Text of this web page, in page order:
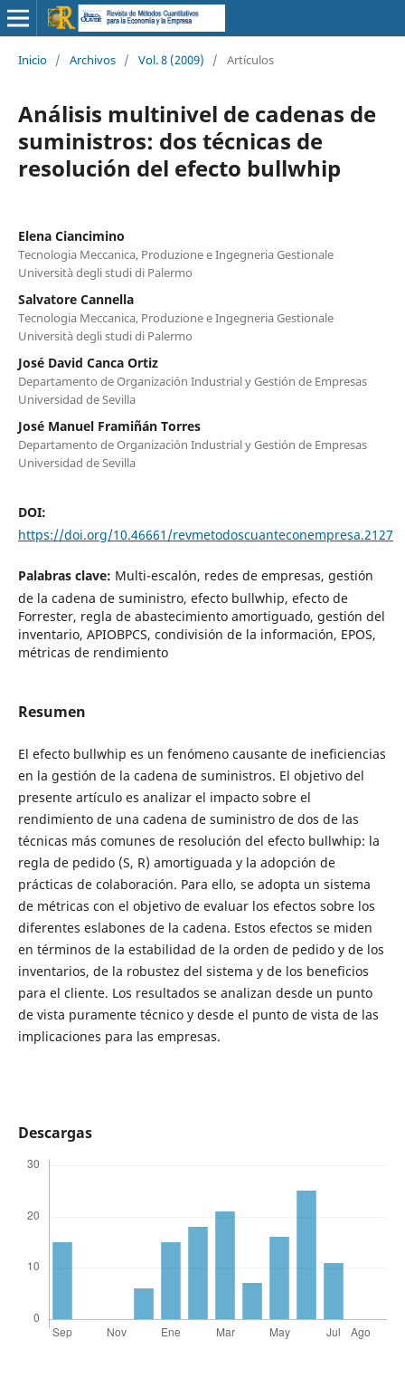
Inicio / Archivos / Vol. 8 (2009) / Artículos
Análisis multinivel de cadenas de
suministros: dos técnicas de
resolución del efecto bullwhip
Elena Ciancimino
Tecnologia Meccanica, Produzione e Ingegneria Gestionale
Università degli studi di Palermo
Salvatore Cannella
Tecnologia Meccanica, Produzione e Ingegneria Gestionale
Università degli studi di Palermo
José David Canca Ortiz
Departamento de Organización Industrial y Gestión de Empresas
Universidad de Sevilla
José Manuel Framiñán Torres
Departamento de Organización Industrial y Gestión de Empresas
Universidad de Sevilla
DOI:
https://doi.org/10.46661/revmetodoscuanteconempresa.2127
Palabras clave: Multi-escalón, redes de empresas, gestión
de la cadena de suministro, efecto bullwhip, efecto de
Forrester, regla de abastecimiento amortiguado, gestión del
inventario, APIOBPCS, condivisión de la información, EPOS,
métricas de rendimiento
Resumen
El efecto bullwhip es un fenómeno causante de ineficiencias
en la gestión de la cadena de suministros. El objetivo del
presente artículo es analizar el impacto sobre el
rendimiento de una cadena de suministro de dos de las
técnicas más comunes de resolución del efecto bullwhip: la
regla de pedido (S, R) amortiguada y la adopción de
prácticas de colaboración. Para ello, se adopta un sistema
de métricas con el objetivo de evaluar los efectos sobre los
diferentes eslabones de la cadena. Estos efectos se miden
en términos de la estabilidad de la orden de pedido y de los
inventarios, de la robustez del sistema y de los beneficios
para el cliente. Los resultados se analizan desde un punto
de vista puramente técnico y desde el punto de vista de las
implicaciones para las empresas.
Descargas